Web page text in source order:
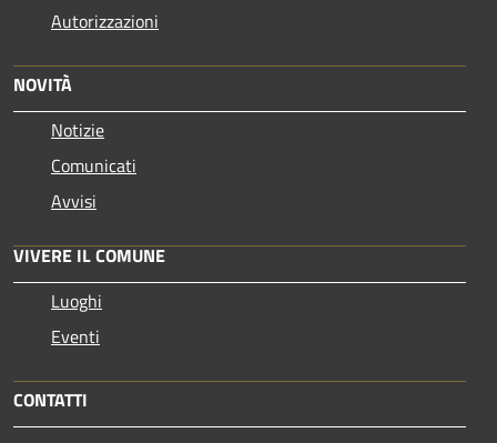
Autorizzazioni
NOVITÀ
Notizie
Comunicati
Avvisi
VIVERE IL COMUNE
Luoghi
Eventi
CONTATTI